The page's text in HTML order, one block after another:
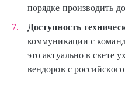
порядке производить
Доступность
коммуникации с
это актуально в свете
вендоров с